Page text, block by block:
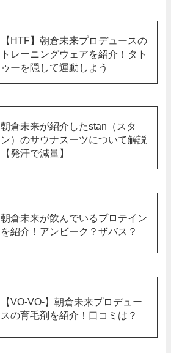
【HTF】朝倉未来プロデュースの
トレーニングウェアを紹介！タト
ゥーを隠して運動しよう
朝倉未来が紹介したstan（スタ
ン）のサウナスーツについて解説
【発汗で減量】
朝倉未来が飲んでいるプロテイン
を紹介！アンビーク？ザバス？
【VO-VO-】朝倉未来プロデュー
スの育毛剤を紹介！口コミは？